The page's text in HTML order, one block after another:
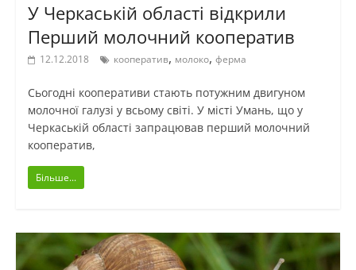
У Черкаській області відкрили
Перший молочний кооператив
12.12.2018 кооператив, молоко, ферма
Сьогодні кооперативи стають потужним двигуном
молочної галузі у всьому світі. У місті Умань, що у
Черкаській області запрацював перший молочний
кооператив,
Більше...